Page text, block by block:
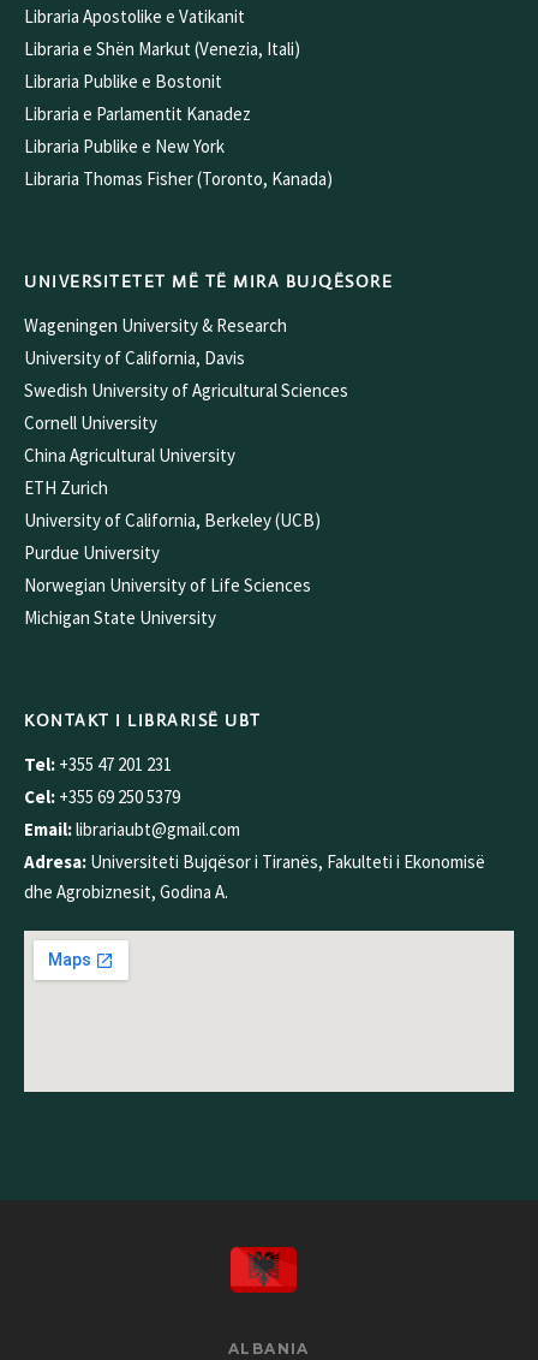
Libraria Apostolike e Vatikanit
Libraria e Shën Markut (Venezia, Itali)
Libraria Publike e Bostonit
Libraria e Parlamentit Kanadez
Libraria Publike e New York
Libraria Thomas Fisher (Toronto, Kanada)
UNIVERSITETET MË TË MIRA BUJQËSORE
Wageningen University & Research
University of California, Davis
Swedish University of Agricultural Sciences
Cornell University
China Agricultural University
ETH Zurich
University of California, Berkeley (UCB)
Purdue University
Norwegian University of Life Sciences
Michigan State University
KONTAKT I LIBRARISË UBT
Tel: +355 47 201 231
Cel: +355 69 250 5379
Email:librariaubt@gmail.com
Adresa: Universiteti Bujqësor i Tiranës, Fakulteti i Ekonomisë
dhe Agrobiznesit, Godina A.
ALBANIA